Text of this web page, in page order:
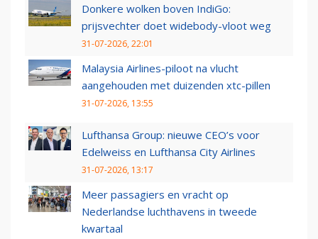
Donkere wolken boven IndiGo:
prijsvechter doet widebody-vloot weg
31-07-2026, 22:01
Malaysia Airlines-piloot na vlucht
aangehouden met duizenden xtc-pillen
31-07-2026, 13:55
Lufthansa Group: nieuwe CEO’s voor
Edelweiss en Lufthansa City Airlines
31-07-2026, 13:17
Meer passagiers en vracht op
Nederlandse luchthavens in tweede
kwartaal